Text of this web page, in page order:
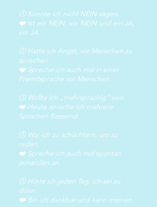
🕔 Konnte ich nicht NEIN sagen.
❤️ Ist ein NEIN, ein NEIN und ein JA,
ein JA.
🕔 Hatte ich Angst, vor Menschen zu
sprechen.
❤️ Spreche ich auch mal in einer
Fremdsprache vor Menschen.
🕔 Wollte ich „mehrsprachig“ sein.
❤️ Heute spreche ich mehrere
Sprachen fliessend.
🕔 War ich zu schüchtern, um zu
reden.
❤️ Spreche ich auch mal spontan
jemanden an.
🕔 Hörte ich jeden Tag, ich sei zu
dünn.
❤️ Bin ich dankbar und kann meinen